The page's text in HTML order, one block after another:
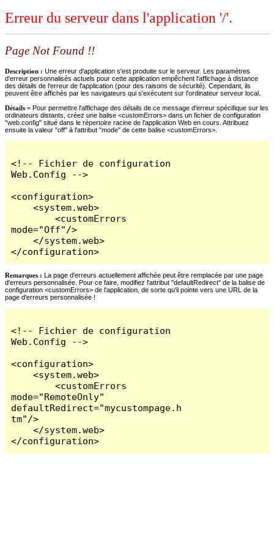
Erreur du serveur dans l'application '/'.
Page Not Found !!
Description : Une erreur d'application s'est produite sur le serveur. Les paramètres
d'erreur personnalisés actuels pour cette application empêchent l'affichage à distance
des détails de l'erreur de l'application (pour des raisons de sécurité). Cependant, ils
peuvent être affichés par les navigateurs qui s'exécutent sur l'ordinateur serveur local.
Détails = Pour permettre l'affichage des détails de ce message d'erreur spécifique sur les
ordinateurs distants, créez une balise <customErrors> dans un fichier de configuration
"web.config" situé dans le répertoire racine de l'application Web en cours. Attribuez
ensuite la valeur "off" à l'attribut "mode" de cette balise <customErrors>.
<!-- Fichier de configuration
Web.Config -->
<configuration>
    <system.web>
        <customErrors
mode="Off"/>
    </system.web>
</configuration>
Remarques : La page d'erreurs actuellement affichée peut être remplacée par une page
d'erreurs personnalisée. Pour ce faire, modifiez l'attribut "defaultRedirect" de la balise de
configuration <customErrors> de l'application, de sorte qu'il pointe vers une URL de la
page d'erreurs personnalisée !
<!-- Fichier de configuration
Web.Config -->
<configuration>
    <system.web>
        <customErrors
mode="RemoteOnly"
defaultRedirect="mycustompage.h
tm"/>
    </system.web>
</configuration>